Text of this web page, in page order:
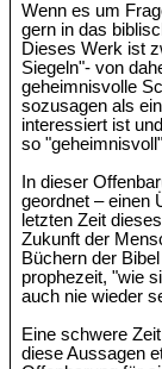
Wenn es um
gern in das
Dieses Werk ist
Siegeln"- von
geheimnisvolle
sozusagen als
interessiert ist
so
In dieser
geordnet – einen
letzten Zeit
Zukunft der
Büchern der
prophezeit, "wie
auch nie wieder
Eine schwere
diese Aussagen